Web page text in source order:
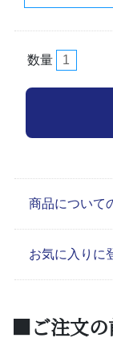
数量
商品について
お気に入りに
■ご注文の